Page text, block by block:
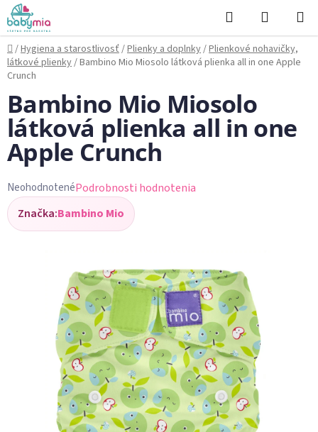
Prejsť
na
obsah
Hľadať
KOŠÍK
Domov
/Hygiena a starostlivosť/Plienky a doplnky/Plienkové nohavičky,
látkové plienky/Bambino Mio Miosolo látková plienka all in one Apple
Crunch
Bambino Mio Miosolo
látková plienka all in one
Apple Crunch
Priemerné
hodnotenie
produktu
hviezdičiek.
NeohodnotenéPodrobnosti hodnotenia
Značka:Bambino Mio